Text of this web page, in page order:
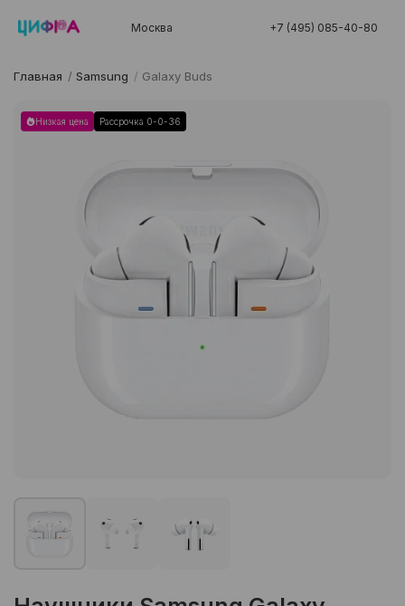
Москва +7 (495) 085-40-80
Главная / Samsung / Galaxy Buds
Низкая цена Рассрочка 0-0-36